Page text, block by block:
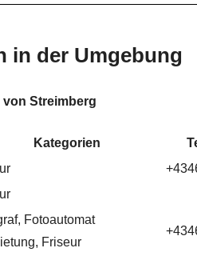
in der Umgebung
Streimberg
Kategorien
Fotoautomat
Friseur